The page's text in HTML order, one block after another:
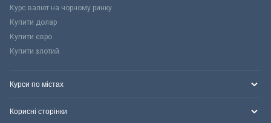
Курс валют на чорному ринку
Купити долар
Купити євро
Купити злотий
Курси по містах
Корисні сторінки